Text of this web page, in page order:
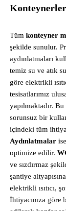
Tüm konteyner
şekilde sunulur.
aydınlatmaları
temiz su ve atık
göre elektrikli
tesisatlarımız
yapılmaktadır.
sorunsuz bir
içindeki tüm
Aydınlatmalar
optimize edilir.
ve sızdırmaz
şantiye
elektrikli ısıtıcı,
İhtiyacınıza göre